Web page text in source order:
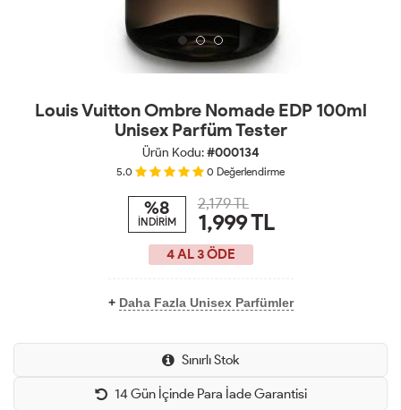
Louis Vuitton Ombre Nomade EDP 100ml
Unisex Parfüm Tester
Ürün Kodu:#000134
5.0 0 Değerlendirme
%8
İNDİRİM
2,179 TL
1,999TL
4 AL 3 ÖDE
+ Daha Fazla Unisex Parfümler
Sınırlı Stok
14 Gün İçinde Para İade Garantisi